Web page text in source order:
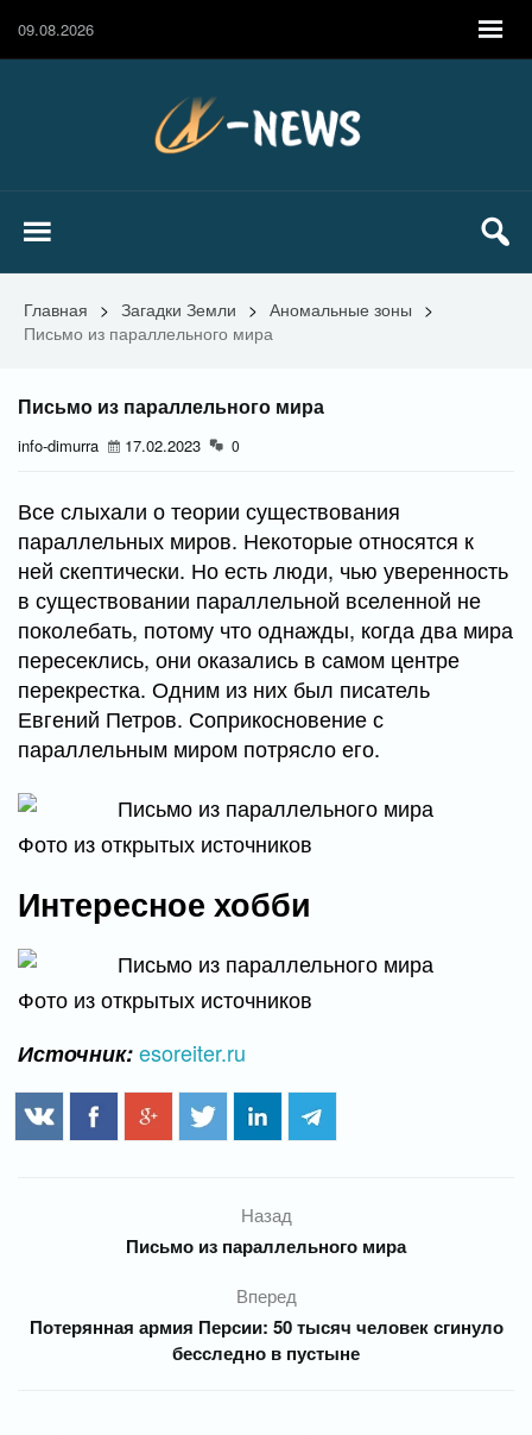
09.08.2026
Главная > Загадки Земли > Аномальные зоны >
Письмо из параллельного мира
Письмо из параллельного мира
info-dimurra 17.02.2023 0
Все слыхали о теории существования
параллельных миров. Некоторые относятся к
ней скептически. Но есть люди, чью уверенность
в существовании параллельной вселенной не
поколебать, потому что однажды, когда два мира
пересеклись, они оказались в самом центре
перекрестка. Одним из них был писатель
Евгений Петров. Соприкосновение с
параллельным миром потрясло его.
Фото из открытых источников
Интересное хобби
Фото из открытых источников
Источник:esoreiter.ru
Назад
Письмо из параллельного мира
Вперед
Потерянная армия Персии: 50 тысяч человек сгинуло
бесследно в пустыне